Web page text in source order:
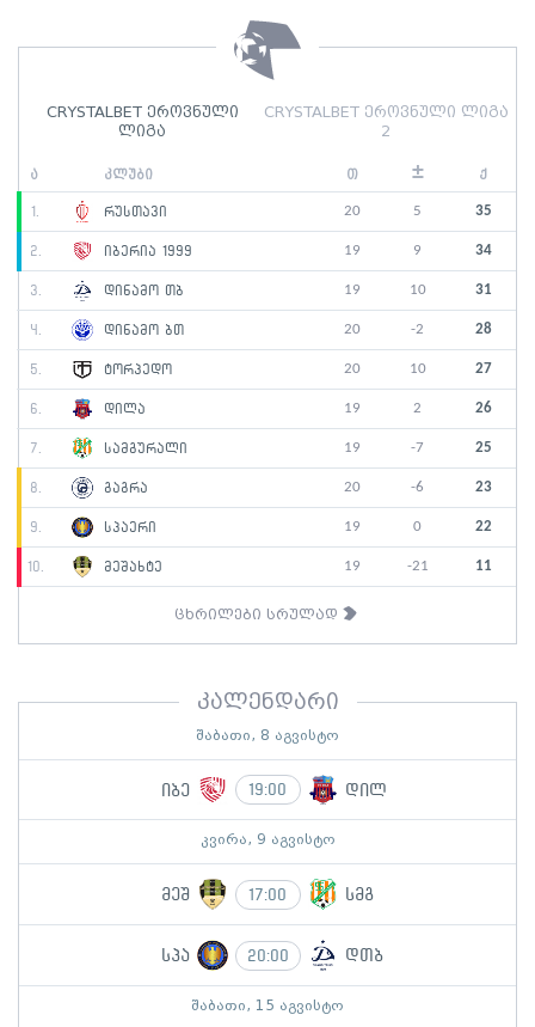
CRYSTALBET ეროვნული
ლიგა
CRYSTALBET ეროვნული ლიგა
2
ა კლუბი თ ± ქ
1. რუსთავი 20 5 35
2. იბერია 1999 19 9 34
3. დინამო თბ 19 10 31
4. დინამო ბთ 20 -2 28
5. ტორპედო 20 10 27
6. დილა 19 2 26
7. სამგურალი 19 -7 25
8. გაგრა 20 -6 23
9. სპაერი 19 0 22
10. მეშახტე 19 -21 11
ცხრილები სრულად
კალენდარი
შაბათი, 8 აგვისტო
იბე 19:00 დილ
კვირა, 9 აგვისტო
მეშ 17:00 სმგ
სპა 20:00 დთბ
შაბათი, 15 აგვისტო